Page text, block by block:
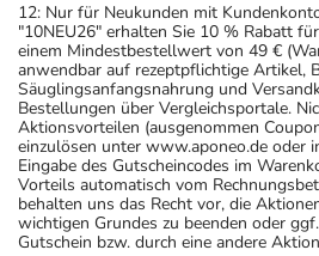
12: Nur für Neukunden mit
"10NEU26" erhalten Sie 10 % Rabatt
einem Mindestbestellwert von 49 €
anwendbar auf rezeptpflichtige Artikel,
Säuglingsanfangsnahrung und
Bestellungen über Vergleichsportale.
Aktionsvorteilen (ausgenommen
einzulösen unter www.aponeo.de oder
Eingabe des Gutscheincodes im
Vorteils automatisch vom
behalten uns das Recht vor, die
wichtigen Grundes zu beenden oder
Gutschein bzw. durch eine andere